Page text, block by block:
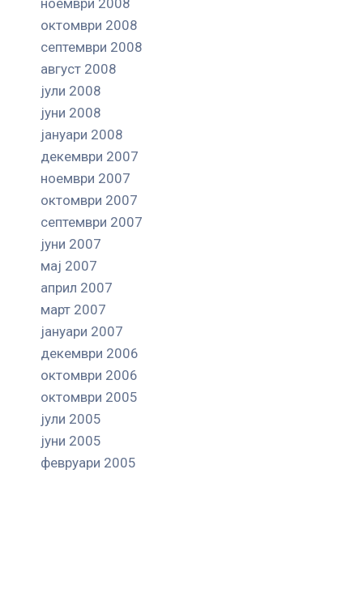
октомври 2008
септември 2008
август 2008
јули 2008
јуни 2008
јануари 2008
декември 2007
ноември 2007
октомври 2007
септември 2007
јуни 2007
мај 2007
април 2007
март 2007
јануари 2007
декември 2006
октомври 2006
октомври 2005
јули 2005
јуни 2005
февруари 2005